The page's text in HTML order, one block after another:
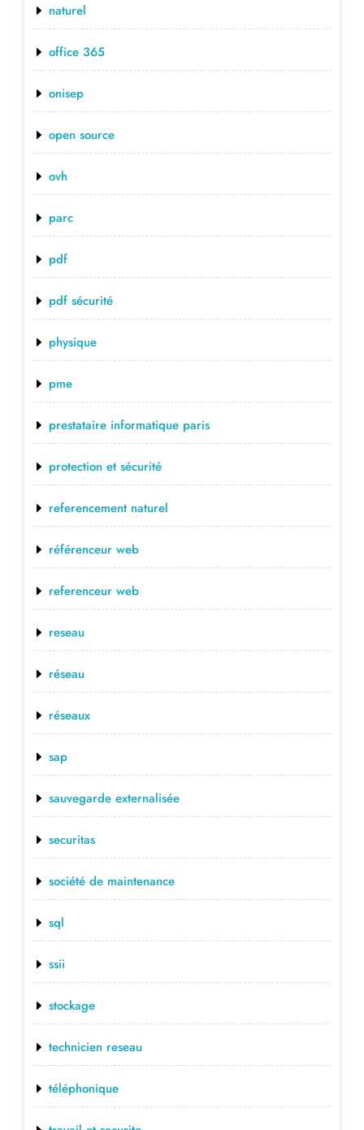
naturel
office 365
onisep
open source
ovh
parc
pdf
pdf sécurité
physique
pme
prestataire informatique paris
protection et sécurité
referencement naturel
référenceur web
referenceur web
reseau
réseau
réseaux
sap
sauvegarde externalisée
securitas
société de maintenance
sql
ssii
stockage
technicien reseau
téléphonique